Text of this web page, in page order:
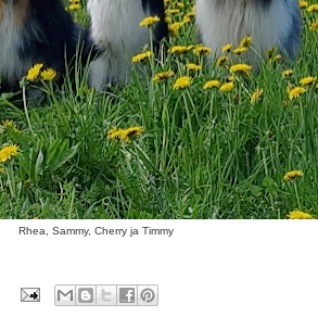
Rhea, Sammy, Cherry ja Timmy